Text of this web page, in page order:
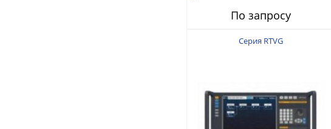
По запросу
Серия RTVG